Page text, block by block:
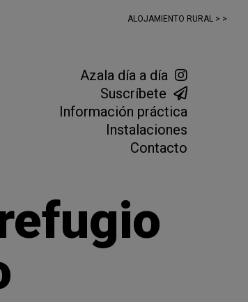
ALOJAMIENTO RURAL > >
Azala día a día
Suscríbete
Información práctica
Instalaciones
Contacto